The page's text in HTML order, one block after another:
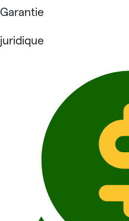
Garantie
juridique